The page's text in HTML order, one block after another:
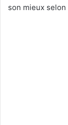
son mieux